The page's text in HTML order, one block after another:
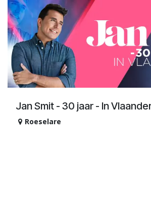
Jan Smit - 30 jaar - In
Roeselare